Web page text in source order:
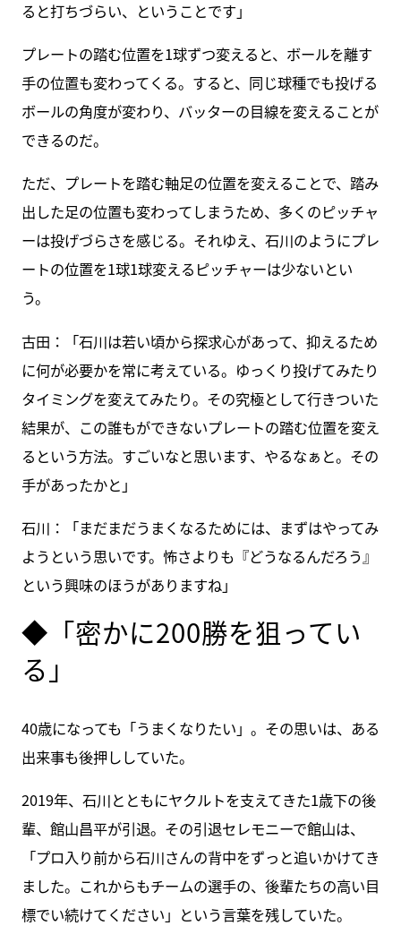
ると打ちづらい、ということです」
プレートの踏む位置を1球ずつ変えると、ボールを離す
手の位置も変わってくる。すると、同じ球種でも投げる
ボールの角度が変わり、バッターの目線を変えることが
できるのだ。
ただ、プレートを踏む軸足の位置を変えることで、踏み
出した足の位置も変わってしまうため、多くのピッチャ
ーは投げづらさを感じる。それゆえ、石川のようにプレ
ートの位置を1球1球変えるピッチャーは少ないとい
う。
古田：「石川は若い頃から探求心があって、抑えるため
に何が必要かを常に考えている。ゆっくり投げてみたり
タイミングを変えてみたり。その究極として行きついた
結果が、この誰もができないプレートの踏む位置を変え
るという方法。すごいなと思います、やるなぁと。その
手があったかと」
石川：「まだまだうまくなるためには、まずはやってみ
ようという思いです。怖さよりも『どうなるんだろう』
という興味のほうがありますね」
◆「密かに200勝を狙ってい
る」
40歳になっても「うまくなりたい」。その思いは、ある
出来事も後押ししていた。
2019年、石川とともにヤクルトを支えてきた1歳下の後
輩、館山昌平が引退。その引退セレモニーで館山は、
「プロ入り前から石川さんの背中をずっと追いかけてき
ました。これからもチームの選手の、後輩たちの高い目
標でい続けてください」という言葉を残していた。